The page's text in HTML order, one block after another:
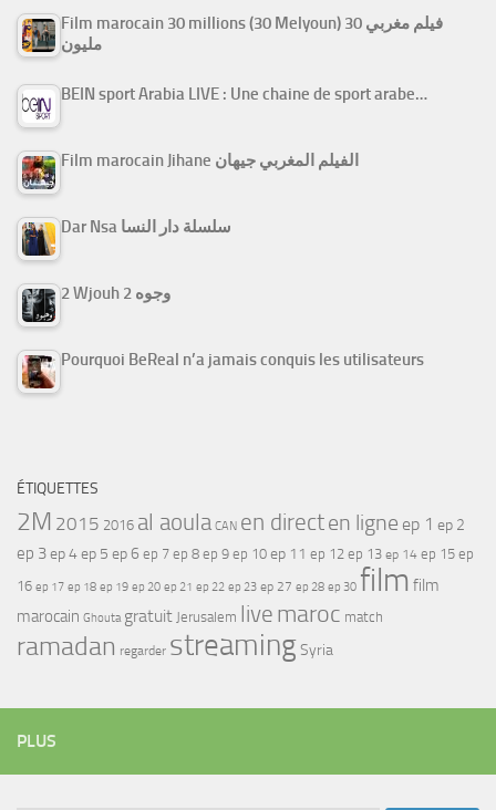
Film marocain 30 millions (30 Melyoun) فيلم مغربي 30
مليون
BEIN sport Arabia LIVE : Une chaine de sport arabe…
Film marocain Jihane الفيلم المغربي جيهان
Dar Nsa سلسلة دار النسا
2 Wjouh 2 وجوه
Pourquoi BeReal n’a jamais conquis les utilisateurs
ÉTIQUETTES
2M 2015 2016 al aoula CAN en directen ligne ep 1 ep 2
ep 3ep 4ep 5 ep 6 ep 7 ep 8 ep 9 ep 10 ep 11 ep 12 ep 13 ep 14 ep 15 ep
16 ep 17 ep 18 ep 19 ep 20 ep 21 ep 22 ep 23 ep 27 ep 28 ep 30 film film
marocain Ghouta gratuit Jerusalem live maroc match
ramadan regarder streamingSyria
PLUS